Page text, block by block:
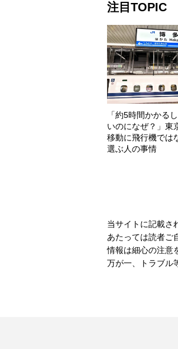
注目TOPIC
「約5時間かかる
いのになぜ？」東
移動に飛行機では
選ぶ人の事情
当サイトに記載さ
あたっては読者ご
情報は細心の注意
万が一、トラブル